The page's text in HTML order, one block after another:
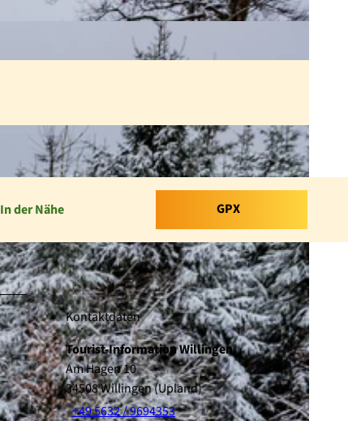
In der Nähe GPX
Kontaktdaten
Tourist-Information Willingen
Am Hagen 10
34508Willingen (Upland)
+49 5632 / 9694353